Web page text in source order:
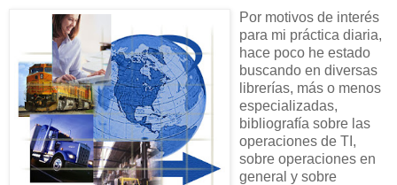
Por motivos de interés
para mi práctica diaria,
hace poco he estado
buscando en diversas
librerías, más o menos
especializadas,
bibliografía sobre las
operaciones de TI,
sobre operaciones en
general y sobre